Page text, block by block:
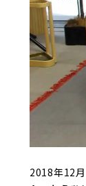
2018年12